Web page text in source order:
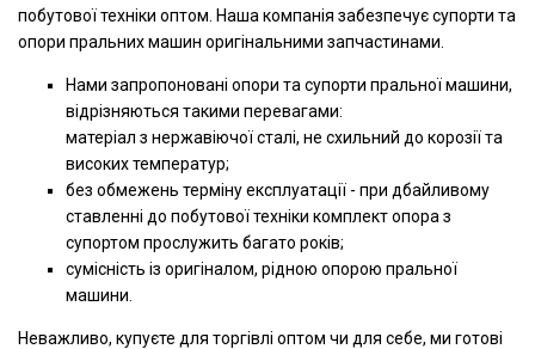
побутової техніки оптом. Наша компанія забезпечує супорти та
опори пральних машин оригінальними запчастинами.
Нами запропоновані опори та супорти пральної машини,
відрізняються такими перевагами:
матеріал з нержавіючої сталі, не схильний до корозії та
високих температур;
без обмежень терміну експлуатації - при дбайливому
ставленні до побутової техніки комплект опора з
супортом прослужить багато років;
сумісність із оригіналом, рідною опорою пральної
машини.
Неважливо, купуєте для торгівлі оптом чи для себе, ми готові